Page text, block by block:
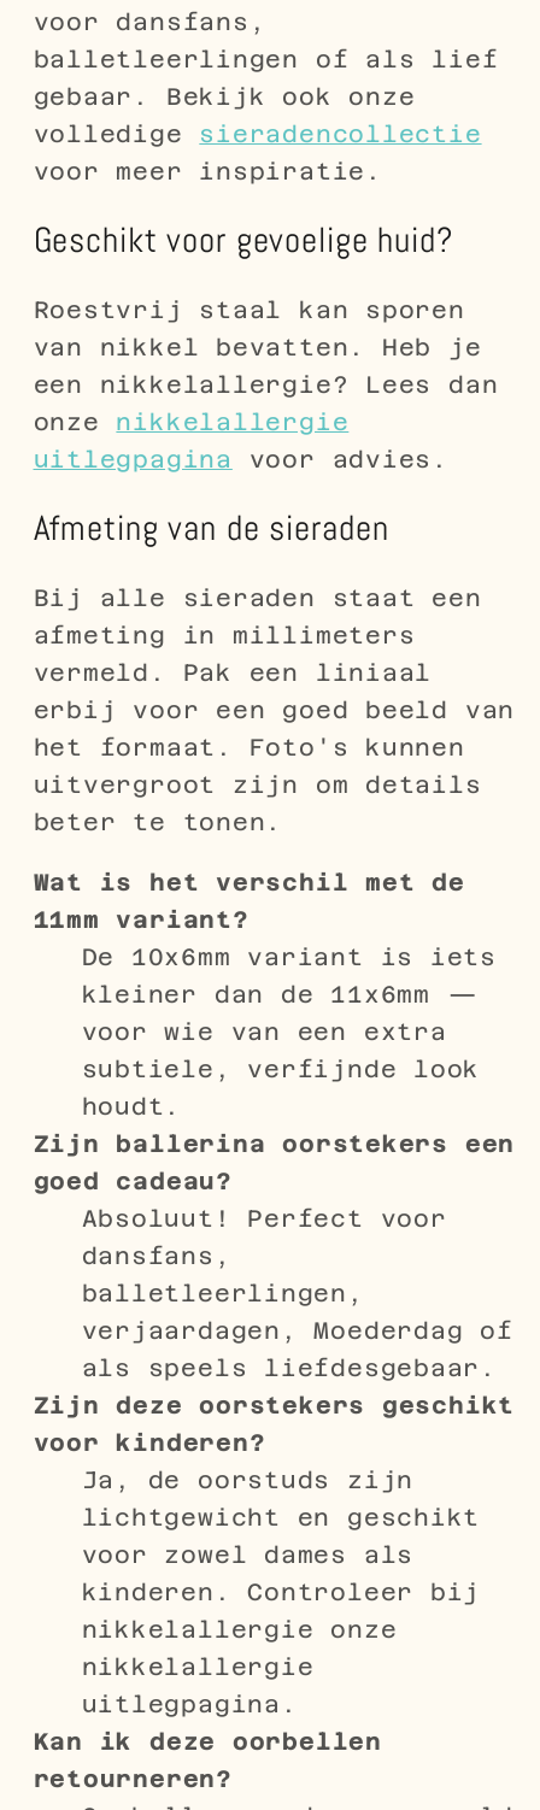
voor dansfans,
balletleerlingen of als lief
gebaar. Bekijk ook onze
volledige sieradencollectie
voor meer inspiratie.
Geschikt voor gevoelige huid?
Roestvrij staal kan sporen
van nikkel bevatten. Heb je
een nikkelallergie? Lees dan
onze nikkelallergie
uitlegpagina
voor advies.
Afmeting van de sieraden
Bij alle sieraden staat een
afmeting in millimeters
vermeld. Pak een liniaal
erbij voor een goed beeld van
het formaat. Foto's kunnen
uitvergroot zijn om details
beter te tonen.
Wat is het verschil met de
11mm variant?
De 10x6mm variant is iets
kleiner dan de 11x6mm —
voor wie van een extra
subtiele, verfijnde look
houdt.
Zijn ballerina oorstekers een
goed cadeau?
Absoluut! Perfect voor
dansfans,
balletleerlingen,
verjaardagen, Moederdag of
als speels liefdesgebaar.
Zijn deze oorstekers geschikt
voor kinderen?
Ja, de oorstuds zijn
lichtgewicht en geschikt
voor zowel dames als
kinderen. Controleer bij
nikkelallergie onze
nikkelallergie
uitlegpagina.
Kan ik deze oorbellen
retourneren?